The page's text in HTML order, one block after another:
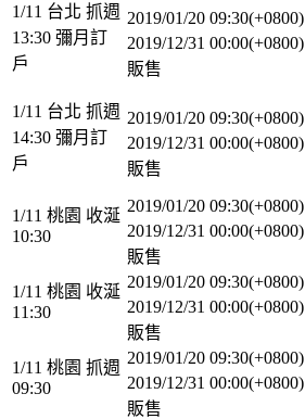
1/11 台北 抓週
13:30 彌月訂
戶
2019/01/20 09:30(+0800)
2019/12/31 00:00(+0800)
販售
1/11 台北 抓週
14:30 彌月訂
戶
2019/01/20 09:30(+0800)
2019/12/31 00:00(+0800)
販售
1/11 桃園 收涎
10:30
2019/01/20 09:30(+0800)
2019/12/31 00:00(+0800)
販售
1/11 桃園 收涎
11:30
2019/01/20 09:30(+0800)
2019/12/31 00:00(+0800)
販售
1/11 桃園 抓週
09:30
2019/01/20 09:30(+0800)
2019/12/31 00:00(+0800)
販售